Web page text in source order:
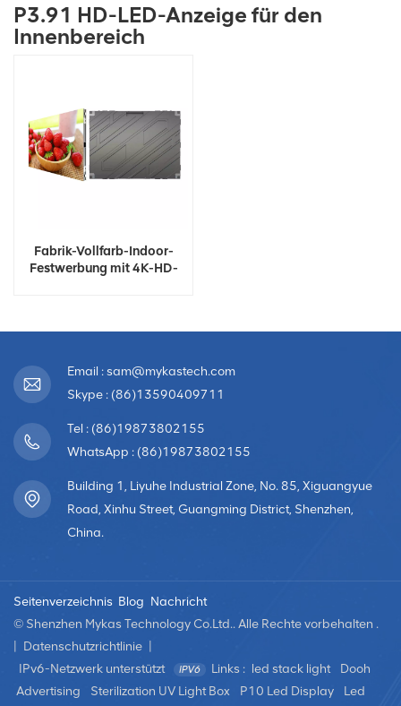
P3.91 HD-LED-Anzeige für den
Innenbereich
Fabrik-Vollfarb-Indoor-
Festwerbung mit 4K-HD-
Email : sam@mykastech.com
Skype : (86)13590409711
Tel : (86)19873802155
WhatsApp : (86)19873802155
Building 1, Liyuhe Industrial Zone, No. 85, Xiguangyue
Road, Xinhu Street, Guangming District, Shenzhen,
China.
Seitenverzeichnis Blog Nachricht
© Shenzhen Mykas Technology Co.Ltd.. Alle Rechte vorbehalten .
Datenschutzrichtlinie
IPv6-Netzwerk unterstützt
Links : led stack light
Dooh
Advertising
Sterilization UV Light Box P10 Led Display
Led